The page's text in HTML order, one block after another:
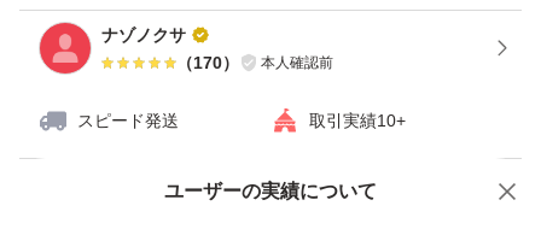
ナゾノクサ
（170） 本人確認前
スピード発送 取引実績10+
ユーザーの実績について
価格の相談 商品への質問